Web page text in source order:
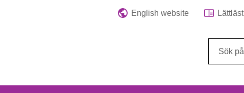
English website Lättläst